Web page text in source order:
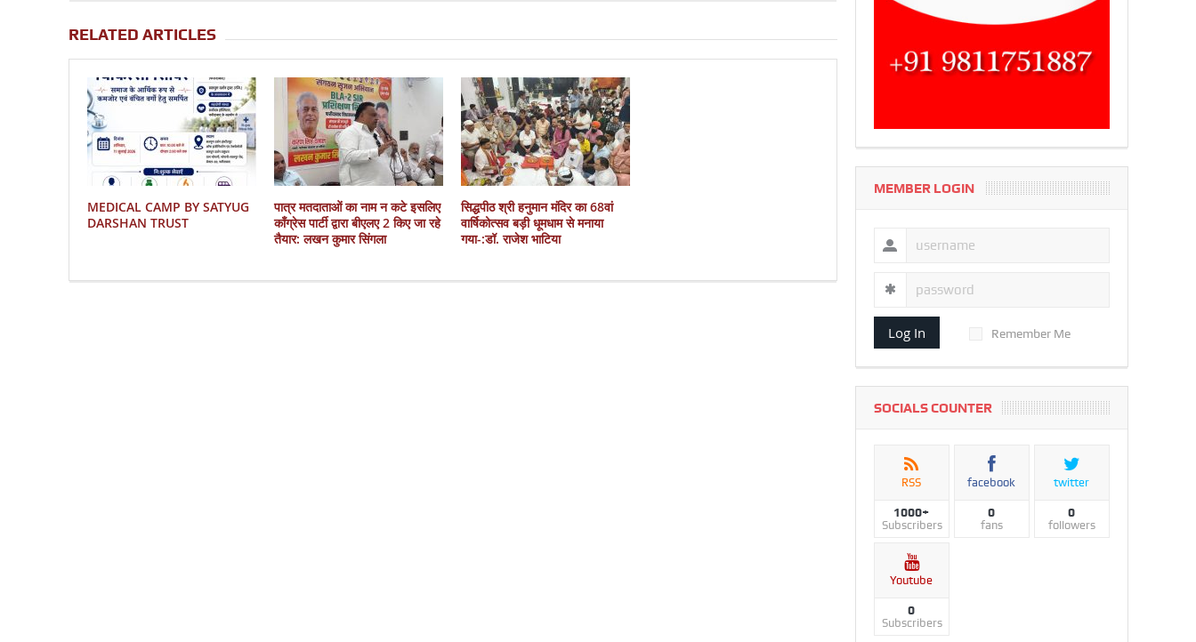
RELATED ARTICLES
MEDICAL CAMP BY SATYUG
DARSHAN TRUST
पात्र मतदाताओं का नाम न कटे इसलिए
काँग्रेस पार्टी द्वारा बीएलए 2 किए जा रहे
तैयार: लखन कुमार सिंगला
सिद्धपीठ श्री हनुमान मंदिर का 68वां
वार्षिकोत्सव बड़ी धूमधाम से मनाया
गया-:डॉ. राजेश भाटिया
MEMBER LOGIN
Log In Remember Me
SOCIALS COUNTER
RSS
1000+
Subscribers
facebook
0
fans
twitter
0
followers
Youtube
0
Subscribers